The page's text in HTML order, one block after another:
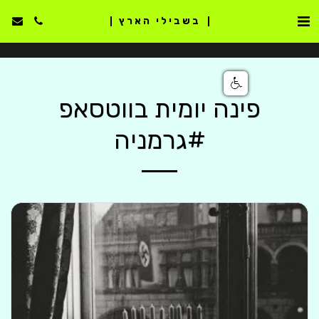
בשבילי הארץ
פינה יומית בווטסאפ
#גרמניה